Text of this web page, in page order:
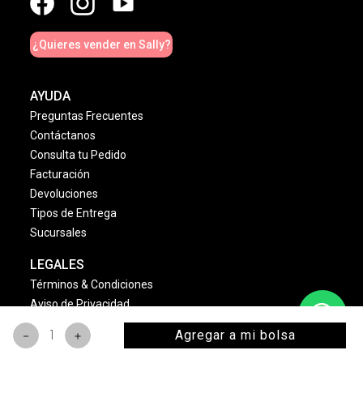
＋
－ Agregar a mi bolsa
¿Quieres vender en Sally?
AYUDA
Preguntas Frecuentes
Contáctanos
Consulta tu Pedido
Facturación
Devoluciones
Tipos de Entrega
Sucursales
LEGALES
Términos & Condiciones
Aviso de Privacidad
Política Cambios & Devoluciones
Condiciones de las Promociones